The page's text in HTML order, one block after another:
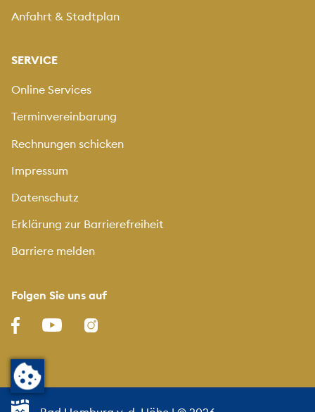
Anfahrt & Stadtplan
SERVICE
Online Services
Terminvereinbarung
Rechnungen schicken
Impressum
Datenschutz
Erklärung zur Barrierefreiheit
Barriere melden
Folgen Sie uns auf